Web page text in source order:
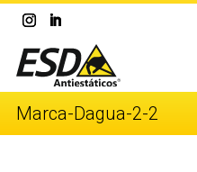
Marca-Dagua-2-2